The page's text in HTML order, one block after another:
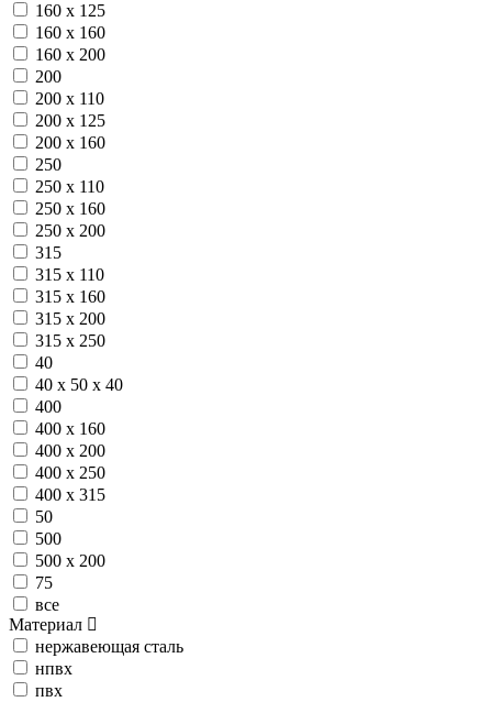
160 х 125
160 х 160
160 х 200
200
200 х 110
200 х 125
200 х 160
250
250 х 110
250 х 160
250 х 200
315
315 х 110
315 х 160
315 х 200
315 х 250
40
40 х 50 х 40
400
400 х 160
400 х 200
400 х 250
400 х 315
50
500
500 х 200
75
все
Материал
нержавеющая сталь
нпвх
пвх